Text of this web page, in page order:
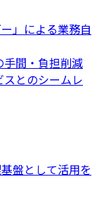
」による業務自
手間・負担削減
とのシームレ
盤として活用を